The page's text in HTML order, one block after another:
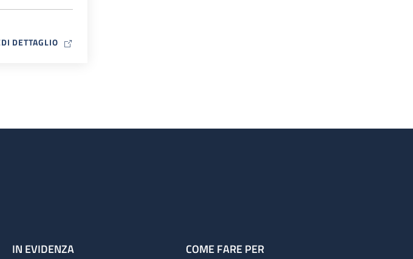
DETTAGLIOMAP ICON
IN EVIDENZA
COME FARE PER